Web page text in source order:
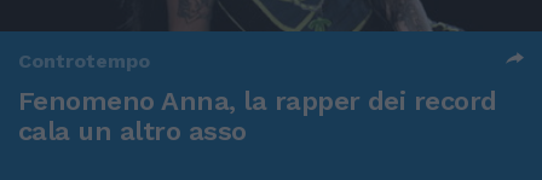
Controtempo
Fenomeno Anna, la rapper dei record
cala un altro asso